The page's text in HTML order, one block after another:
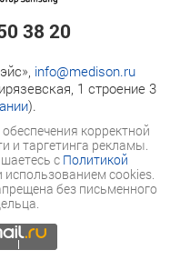
38 20
info@medison.ru
1 строение 3
).
корректной
и таргетинга рекламы.
с Политикой
использованием cookies.
без письменного